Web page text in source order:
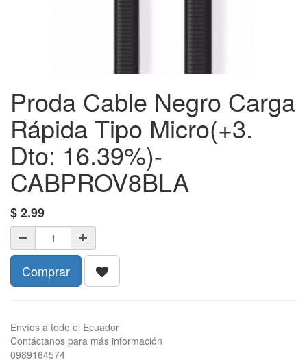
Proda Cable Negro Carga
Rápida Tipo Micro(+3.
Dto: 16.39%)-
CABPROV8BLA
$2.99
Comprar
Envíos a todo el Ecuador
Contáctanos para más información
0989164574